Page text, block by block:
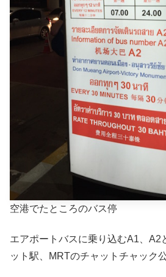
空港でたところのバス停
エアポートバスに乗り込むA1、A2
ット駅、MRTのチャットチャック